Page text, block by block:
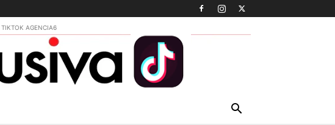
TIKTOK AGENCIA6